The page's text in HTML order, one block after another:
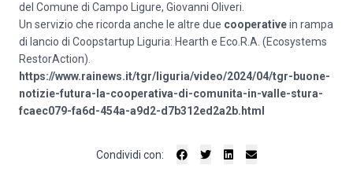
del Comune di Campo Ligure, Giovanni Oliveri.
Un servizio che ricorda anche le altre due cooperativein rampa
di lancio di Coopstartup Liguria: Hearth e Eco.R.A. (Ecosystems
RestorAction).
https://www.rainews.it/tgr/liguria/video/2024/04/tgr-buone-
notizie-futura-la-cooperativa-di-comunita-in-valle-stura-
fcaec079-fa6d-454a-a9d2-d7b312ed2a2b.html
Condividi con: